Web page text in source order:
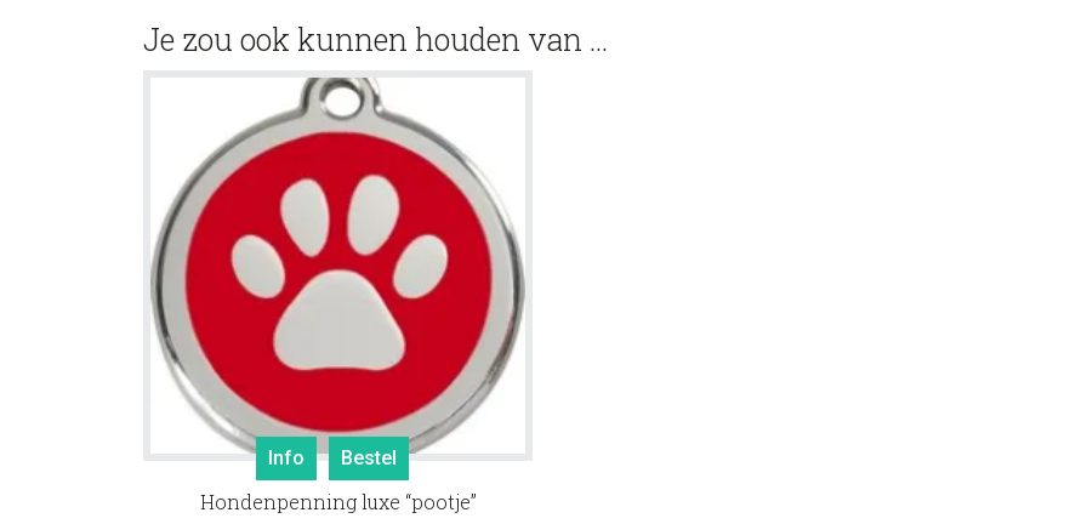
Je zou ook kunnen houden van …
Info Bestel
Hondenpenning luxe “pootje”